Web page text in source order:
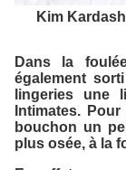
Kim
Dans la
également
lingeries une
Intimates. Pour
bouchon un
plus osée, à la